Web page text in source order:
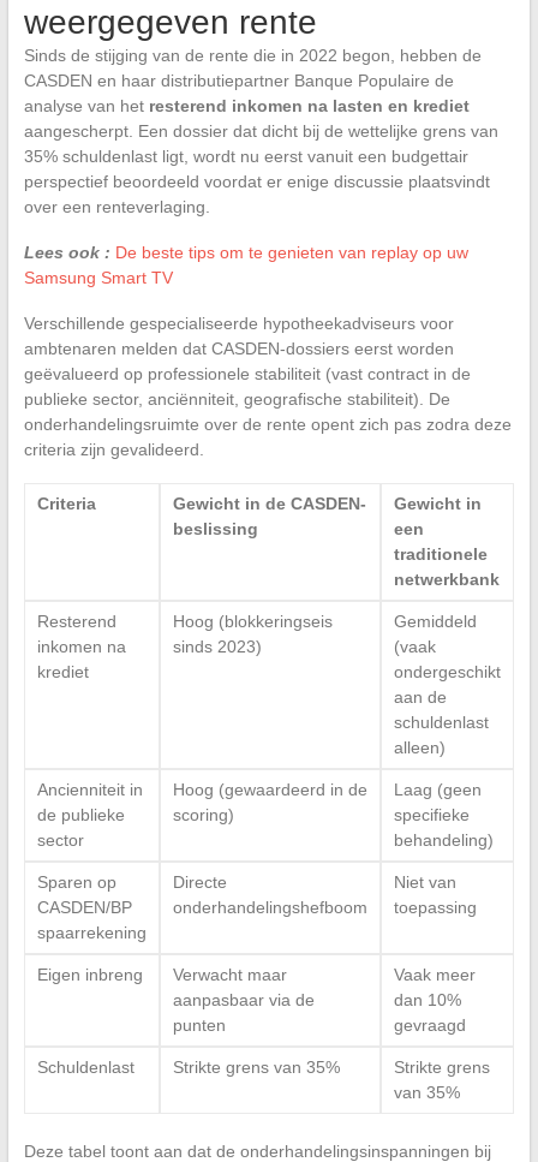
weergegeven rente
Sinds de stijging van de rente die in 2022 begon, hebben de
CASDEN en haar distributiepartner Banque Populaire de
analyse van het resterend inkomen na lasten en krediet
aangescherpt. Een dossier dat dicht bij de wettelijke grens van
35% schuldenlast ligt, wordt nu eerst vanuit een budgettair
perspectief beoordeeld voordat er enige discussie plaatsvindt
over een renteverlaging.
Lees ook : De beste tips om te genieten van replay op uw
Samsung Smart TV
Verschillende gespecialiseerde hypotheekadviseurs voor
ambtenaren melden dat CASDEN-dossiers eerst worden
geëvalueerd op professionele stabiliteit (vast contract in de
publieke sector, anciënniteit, geografische stabiliteit). De
onderhandelingsruimte over de rente opent zich pas zodra deze
criteria zijn gevalideerd.
Criteria
Gewicht in de CASDEN-
beslissing
Gewicht in
een
traditionele
netwerkbank
Resterend
inkomen na
krediet
Hoog (blokkeringseis
sinds 2023)
Gemiddeld
(vaak
ondergeschikt
aan de
schuldenlast
alleen)
Ancienniteit in
de publieke
sector
Hoog (gewaardeerd in de
scoring)
Laag (geen
specifieke
behandeling)
Sparen op
CASDEN/BP
spaarrekening
Directe
onderhandelingshefboom
Niet van
toepassing
Eigen inbreng
Verwacht maar
aanpasbaar via de
punten
Vaak meer
dan 10%
gevraagd
Schuldenlast Strikte grens van 35%
Strikte grens
van 35%
Deze tabel toont aan dat de onderhandelingsinspanningen bij